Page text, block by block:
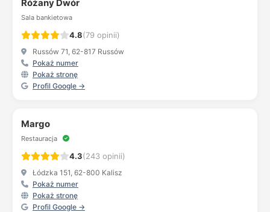
Różany Dwór
Sala bankietowa
4.8(79 opinii)
Russów 71, 62-817 Russów
Pokaż numer
Pokaż stronę
Profil Google →
Margo
Restauracja
4.3(243 opinii)
Łódzka 151, 62-800 Kalisz
Pokaż numer
Pokaż stronę
Profil Google →